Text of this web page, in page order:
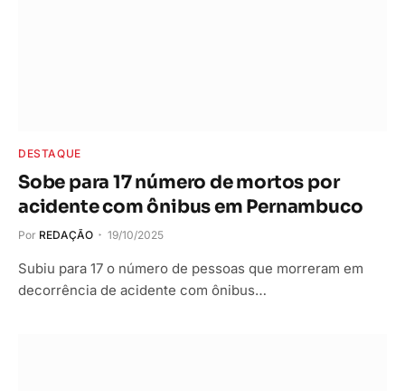
DESTAQUE
Sobe para 17 número de mortos por
acidente com ônibus em Pernambuco
Por REDAÇÃO 19/10/2025
Subiu para 17 o número de pessoas que morreram em
decorrência de acidente com ônibus…